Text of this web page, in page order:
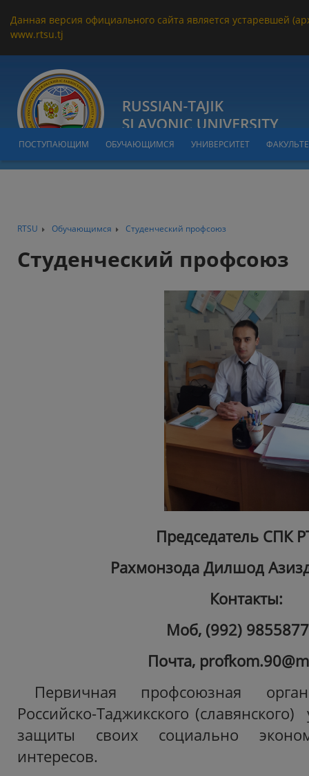
Данная версия официального сайта является устаревшей
www.rtsu.tj
ПОСТУПАЮЩИМ ОБУЧАЮЩИМСЯ УНИВЕРСИТЕТ
RTSU Обучающимся Студенческий профсоюз
Студенческий профсоюз
Председатель СПК
Рахмонзода Дилшод
Контакты:
Моб, (992)
Почта, profkom.90@
Первичная профсоюзная
Российско-Таджикского
защиты своих социально
интересов.